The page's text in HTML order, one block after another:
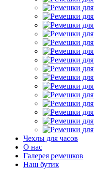
Чехлы для часов
О нас
Галерея ремешков
Наш бутик